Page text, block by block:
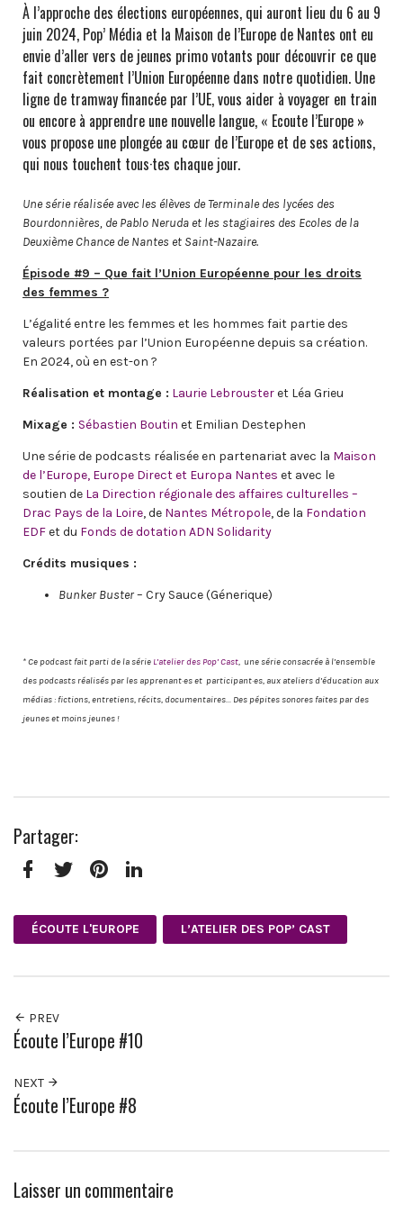
À l’approche des élections européennes, qui auront lieu du 6 au 9
juin 2024, Pop’ Média et la Maison de l’Europe de Nantes ont eu
envie d’aller vers de jeunes primo votants pour découvrir ce que
fait concrètement l’Union Européenne dans notre quotidien. Une
ligne de tramway financée par l’UE, vous aider à voyager en train
ou encore à apprendre une nouvelle langue, « Ecoute l’Europe »
vous propose une plongée au cœur de l’Europe et de ses actions,
qui nous touchent tous·tes chaque jour.
Une série réalisée avec les élèves de Terminale des lycées des
Bourdonnières, de Pablo Neruda et les stagiaires des Ecoles de la
Deuxième Chance de Nantes et Saint-Nazaire.
Épisode #9 – Que fait l’Union Européenne pour les droits
des femmes ?
L’égalité entre les femmes et les hommes fait partie des
valeurs portées par l’Union Européenne depuis sa création.
En 2024, où en est-on ?
Réalisation et montage : Laurie Lebrousteret Léa Grieu
Mixage : Sébastien Boutin et Emilian Destephen
Une série de podcasts réalisée en partenariat avec la Maison
de l’Europe, Europe Direct et Europa Nantes et avec le
soutien de La Direction régionale des affaires culturelles –
Drac Pays de la Loire, de Nantes Métropole, de la Fondation
EDFet du Fonds de dotation ADN Solidarity
Crédits musiques :
Bunker Buster– Cry Sauce (Génerique)
* Ce podcast fait parti de la série L’atelierdes Pop’ Cast, une série consacrée à l’ensemble
des podcasts réalisés par les apprenant·es et participant·es, aux ateliers d’éducation aux
médias : fictions, entretiens, récits, documentaires… Des pépites sonores faites par des
jeunes et moins jeunes !
Partager:
ÉCOUTE L'EUROPE L’ATELIER DES POP’ CAST
PREV
Écoute l’Europe #10
NEXT
Écoute l’Europe #8
Laisser un commentaire